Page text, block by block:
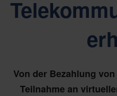
Von der Bezahlung
Teilnahme an